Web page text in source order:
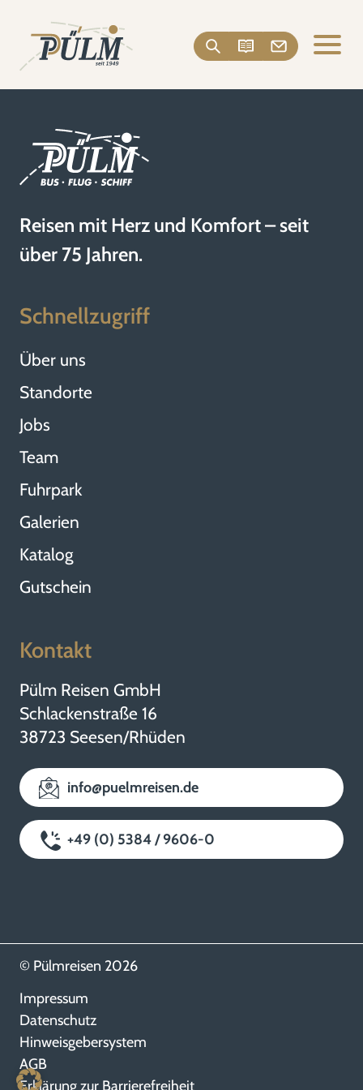
Reisen mit Herz und Komfort – seit
über 75 Jahren.
Schnellzugriff
Über uns
Standorte
Jobs
Team
Fuhrpark
Galerien
Katalog
Gutschein
Kontakt
Pülm Reisen GmbH
Schlackenstraße 16
38723 Seesen/Rhüden
info@puelmreisen.de
+49 (0) 5384 / 9606-0
© Pülmreisen 2026
Impressum
Datenschutz
Hinweisgebersystem
AGB
Erklärung zur Barrierefreiheit